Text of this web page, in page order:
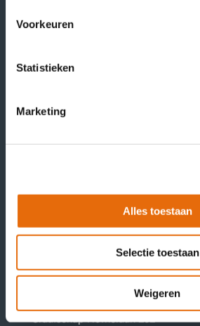
Voorkeuren
Statistieken
Marketing
Alles toestaan
Selectie toestaan
Weigeren
Schoutlaan 2
The Netherlands
Graafschap Hornelaan 202